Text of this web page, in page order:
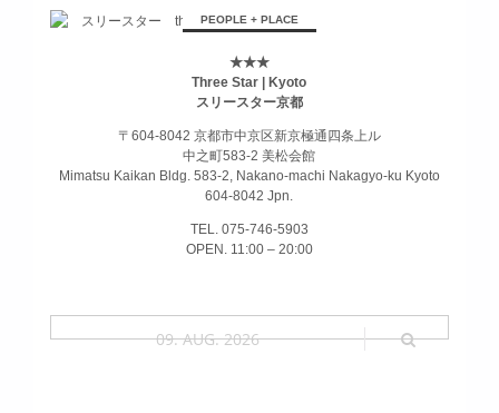
ハロウィンイベント
PEOPLE + PLACE
★★★
Three Star | Kyoto
スリースター京都
〒604-8042 京都市中京区新京極通四条上ル
中之町583-2 美松会館
Mimatsu Kaikan Bldg. 583-2, Nakano-machi Nakagyo-ku Kyoto
604-8042 Jpn.
TEL. 075-746-5903
OPEN. 11:00 – 20:00
09. AUG. 2026